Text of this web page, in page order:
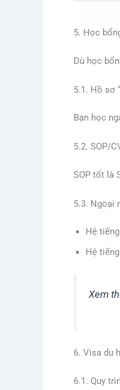
5. Học
Dù học
5.1. Hồ sơ
Bạn học
5.2. SOP/
SOP tốt là
5.3. Ngoại
Hệ
Hệ
Xem
6. Visa du
6.1. Quy